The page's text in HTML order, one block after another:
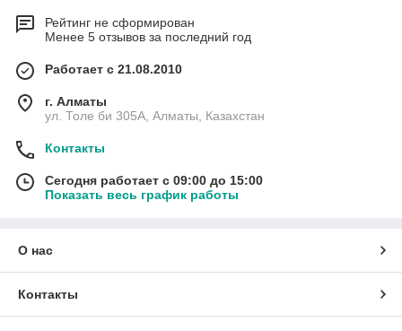
Рейтинг не сформирован
Менее 5 отзывов за последний год
Работает с 21.08.2010
г. Алматы
ул. Толе би 305А, Алматы, Казахстан
Контакты
Сегодня работает с 09:00 до 15:00
Показать весь график работы
О нас
Контакты